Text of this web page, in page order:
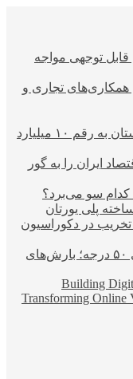
قابل توجهی مواجه
همکاری‌های تجاری و
افزایش حجم تجارت بین ایران و پاکستان به رقم ۱۰ میلیارد
ایران را به گور
کدام سو می‌برد؟
پلی یورتان
در دکوراسیون
هشدار قرمز هواشناسی برای گرمای ۵۰ درجه؛ بارش‌های
Building
Transforming Online